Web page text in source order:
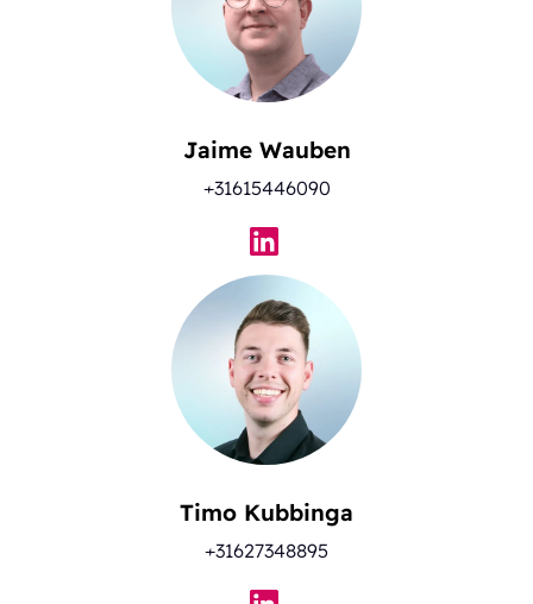
Jaime Wauben
+31615446090
Timo Kubbinga
+31627348895